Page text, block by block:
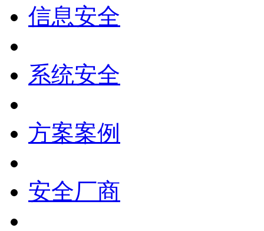
信息安全
系统安全
方案案例
安全厂商